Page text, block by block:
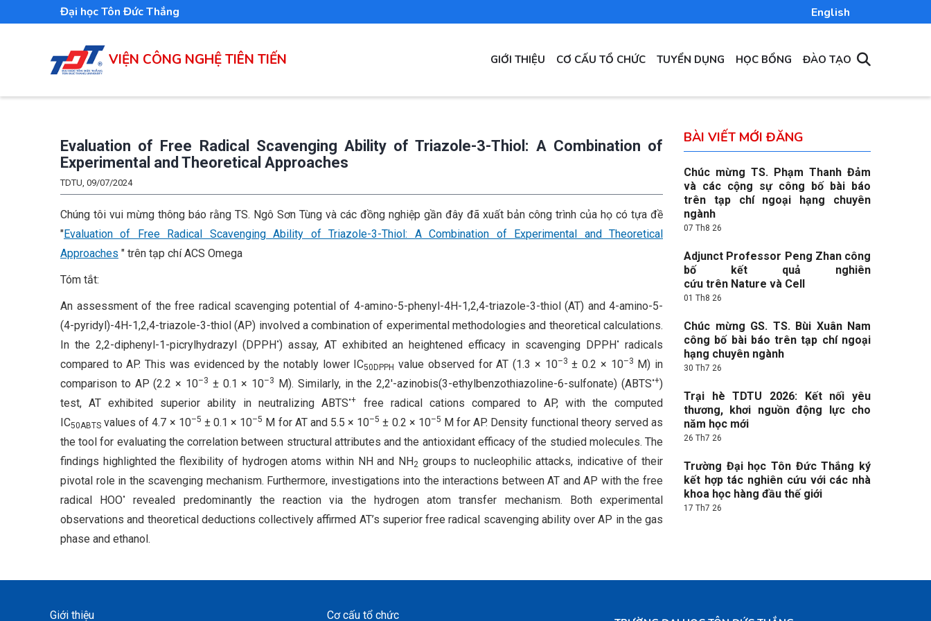
Đại học Tôn Đức Thắng English
VIỆN CÔNG NGHỆ TIÊN TIẾN
MAIN
NAVIGATION
GIỚI THIỆU CƠ CẤU TỔ CHỨC TUYỂN DỤNG HỌC BỔNG ĐÀO TẠO
Evaluation of Free Radical Scavenging Ability of Triazole-3-Thiol: A Combination of
Experimental and Theoretical Approaches
TDTU, 09/07/2024
Chúng tôi vui mừng thông báo rằng TS. Ngô Sơn Tùng và các đồng nghiệp gần đây đã xuất bản công trình của họ có tựa đề
"Evaluation of Free Radical Scavenging Ability of Triazole-3-Thiol: A Combination of Experimental and Theoretical
Approaches " trên tạp chí ACS Omega
Tóm tắt:
An assessment of the free radical scavenging potential of 4-amino-5-phenyl-4H-1,2,4-triazole-3-thiol (AT) and 4-amino-5-
(4-pyridyl)-4H-1,2,4-triazole-3-thiol (AP) involved a combination of experimental methodologies and theoretical calculations.
In the 2,2-diphenyl-1-picrylhydrazyl (DPPH•) assay, AT exhibited an heightened efficacy in scavenging DPPH• radicals
compared to AP. This was evidenced by the notably lower IC50DPPH value observed for AT (1.3 × 10–3 ± 0.2 × 10–3 M) in
comparison to AP (2.2 × 10–3 ± 0.1 × 10–3 M). Similarly, in the 2,2′-azinobis(3-ethylbenzothiazoline-6-sulfonate) (ABTS•+)
test, AT exhibited superior ability in neutralizing ABTS•+
free radical cations compared to AP, with the computed
IC50ABTS values of 4.7 × 10–5 ± 0.1 × 10–5 M for AT and 5.5 × 10–5 ± 0.2 × 10–5 M for AP. Density functional theory served as
the tool for evaluating the correlation between structural attributes and the antioxidant efficacy of the studied molecules. The
findings highlighted the flexibility of hydrogen atoms within NH and NH2 groups to nucleophilic attacks, indicative of their
pivotal role in the scavenging mechanism. Furthermore, investigations into the interactions between AT and AP with the free
radical HOO•
revealed predominantly the reaction via the hydrogen atom transfer mechanism. Both experimental
observations and theoretical deductions collectively affirmed AT’s superior free radical scavenging ability over AP in the gas
phase and ethanol.
BÀI VIẾT MỚI ĐĂNG
Chúc mừng TS. Phạm Thanh Đảm
và các cộng sự công bố bài báo
trên tạp chí ngoại hạng chuyên
ngành
07 Th8 26
Adjunct Professor Peng Zhan công
bố kết quả nghiên
cứu trên Nature và Cell
01 Th8 26
Chúc mừng GS. TS. Bùi Xuân Nam
công bố bài báo trên tạp chí ngoại
hạng chuyên ngành
30 Th7 26
Trại hè TDTU 2026: Kết nối yêu
thương, khơi nguồn động lực cho
năm học mới
26 Th7 26
Trường Đại học Tôn Đức Thắng ký
kết hợp tác nghiên cứu với các nhà
khoa học hàng đầu thế giới
17 Th7 26
Giới thiệu Cơ cấu tổ chức